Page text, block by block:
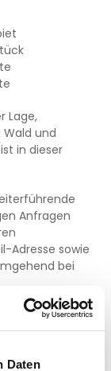
Daten
Lage,
und
in dieser
Anfragen
Adresse sowie
bei
Ihnen Herr